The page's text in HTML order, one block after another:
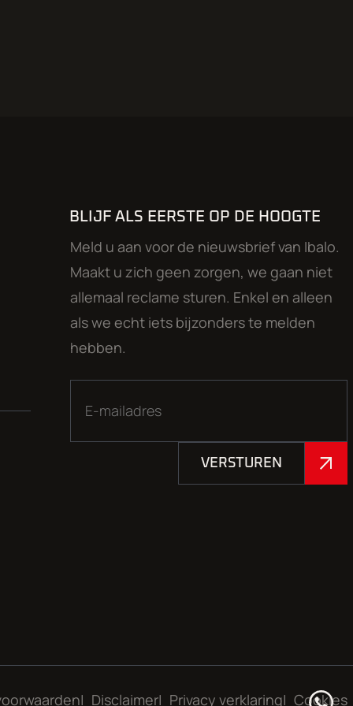
BLIJF ALS EERSTE OP DE HOOGTE
Meld u aan voor de nieuwsbrief van Ibalo.
Maakt u zich geen zorgen, we gaan niet
allemaal reclame sturen. Enkel en alleen
als we echt iets bijzonders te melden
hebben.
VERSTUREN
Disclaimer Privacy verklaring Cookies